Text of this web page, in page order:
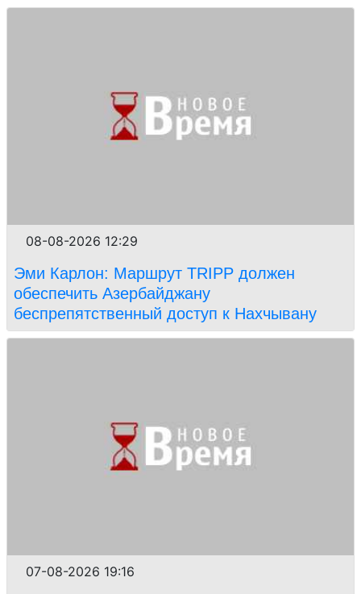
08-08-2026 12:29
Эми Карлон: Маршрут TRIPP должен
обеспечить Азербайджану
беспрепятственный доступ к Нахчывану
07-08-2026 19:16